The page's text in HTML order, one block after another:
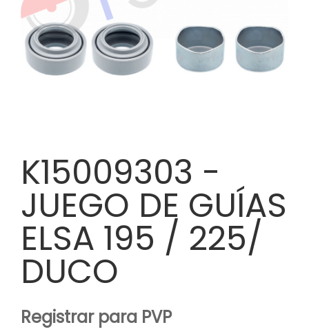
K15009303 -
JUEGO DE GUÍAS
ELSA 195 / 225/
DUCO
Registrar para PVP